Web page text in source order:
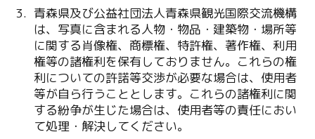
青森県及び公益社団法人青森県観光国際交流機構
は、写真に含まれる人物・物品・建築物・場所等
に関する肖像権、商標権、特許権、著作権、利用
権等の諸権利を保有しておりません。これらの権
利についての許諾等交渉が必要な場合は、使用者
等が自ら行うこととします。これらの諸権利に関
する紛争が生じた場合は、使用者等の責任におい
て処理・解決してください。